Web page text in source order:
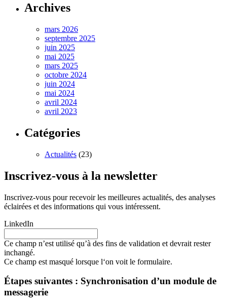
Archives
mars 2026
septembre 2025
juin 2025
mai 2025
mars 2025
octobre 2024
juin 2024
mai 2024
avril 2024
avril 2023
Catégories
Actualités (23)
Inscrivez-vous à la newsletter
Inscrivez-vous pour recevoir les meilleures actualités, des analyses
éclairées et des informations qui vous intéressent.
LinkedIn
Ce champ n’est utilisé qu’à des fins de validation et devrait rester
inchangé.
Ce champ est masqué lorsque l‘on voit le formulaire.
Étapes suivantes : Synchronisation d’un module de
messagerie